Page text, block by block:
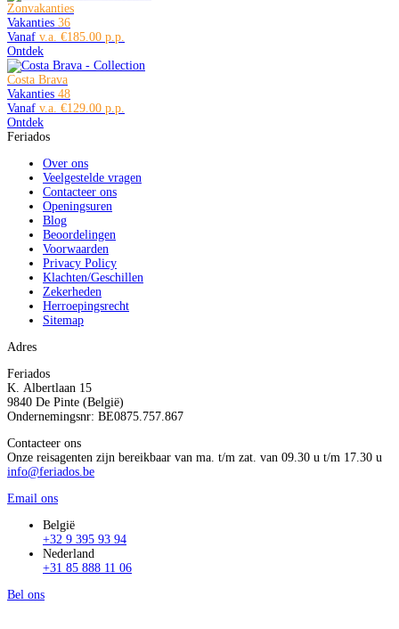
Zonvakanties
Vakanties 36
Vanaf
€185.00
Ontdek
Costa Brava
Vakanties 48
Vanaf
€129.00
Ontdek
Feriados
Over ons
Veelgestelde vragen
Contacteer ons
Openingsuren
Blog
Beoordelingen
Voorwaarden
Privacy Policy
Klachten/Geschillen
Zekerheden
Herroepingsrecht
Sitemap
Adres
Feriados
K. Albertlaan 15
9840 De Pinte (België)
Ondernemingsnr: BE0875.757.867
Contacteer ons
Onze reisagenten zijn bereikbaar van ma. t/m zat. van 09.30 u t/m 17.30 u
info@feriados.be
Email ons
België
+32 9 395 93 94
Nederland
+31 85 888 11 06
Bel ons